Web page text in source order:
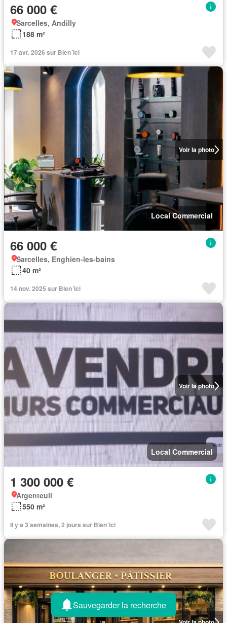
66 000 €
Sarcelles, Andilly
188 m²
17 avr. 2026 sur Bien´ici
Voir la photo
Local Commercial
66 000 €
Sarcelles, Enghien-les-bains
40 m²
14 nov. 2025 sur Bien´ici
Voir la photo
Local Commercial
1 300 000 €
Argenteuil
550 m²
Il y a 3 semaines, 2 jours sur Bien´ici
Sauvegarder la recherche